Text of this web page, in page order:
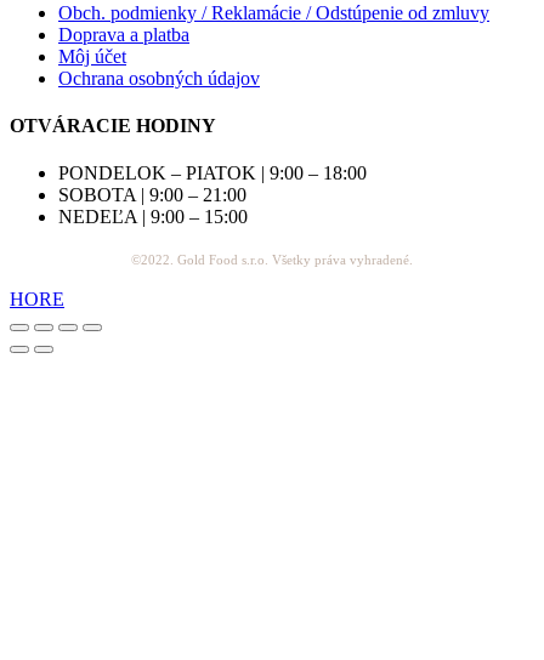
Obch. podmienky / Reklamácie / Odstúpenie od zmluvy
Doprava a platba
Môj účet
Ochrana osobných údajov
OTVÁRACIE HODINY
PONDELOK – PIATOK | 9:00 – 18:00
SOBOTA | 9:00 – 21:00
NEDEĽA | 9:00 – 15:00
©2022. Gold Food s.r.o. Všetky práva vyhradené.
HORE